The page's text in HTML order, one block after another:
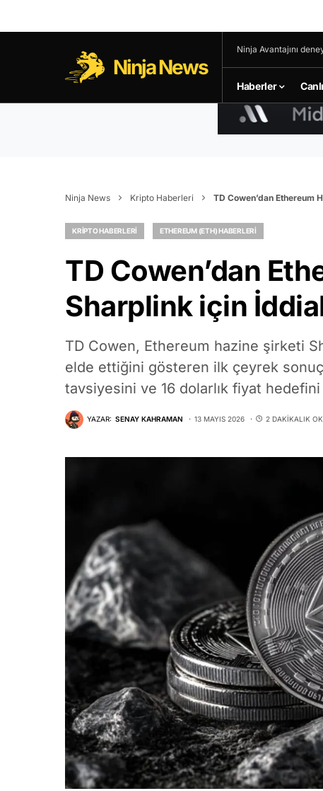
Ninja News
Ninja Avantajını
Haberler
Ninja News Kripto Haberleri TD Cowen’dan Ethereum
KRIPTO HABERLERI ETHEREUM (ETH) HABERLERI
TD Cowen’dan
Sharplink için
TD Cowen, Ethereum hazine şirketi
elde ettiğini gösteren ilk çeyrek
tavsiyesini ve 16 dolarlık fiyat
YAZAR: SENAY KAHRAMAN 13 MAYIS 2026 2 DAKIKALIK